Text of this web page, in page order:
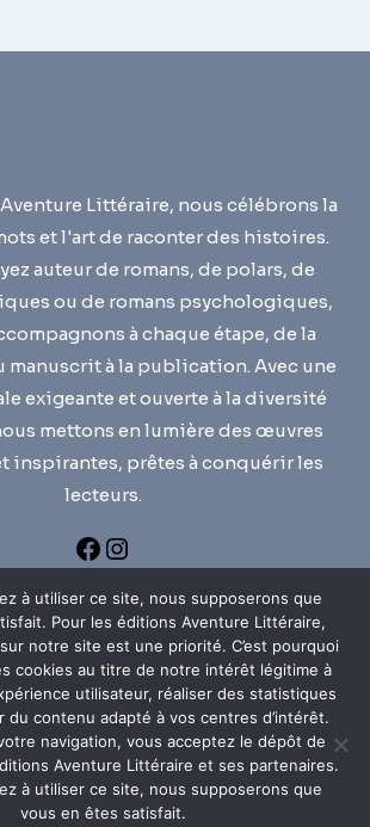
Littéraire, nous célébrons la
et l'art de raconter des histoires.
auteur de romans, de polars, de
ou de romans psychologiques,
à chaque étape, de la
manuscrit à la publication. Avec une
exigeante et ouverte à la diversité
mettons en lumière des œuvres
inspirantes, prêtes à conquérir les
lecteurs.
MENTIONS LÉGALES
DE CONFIDENTIALITÉ
à utiliser ce site, nous supposerons que
Pour les éditions Aventure Littéraire,
notre site est une priorité. C’est pourquoi
cookies au titre de notre intérêt légitime à
utilisateur, réaliser des statistiques
du contenu adapté à vos centres d’intérêt.
navigation, vous acceptez le dépôt de
Aventure Littéraire et ses partenaires.
à utiliser ce site, nous supposerons que
vous en êtes satisfait.